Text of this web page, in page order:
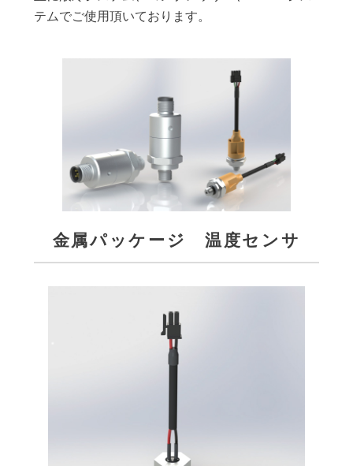
テムでご使用頂いております。
金属パッケージ 温度センサ